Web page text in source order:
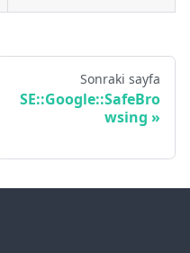
Sonraki sayfa
SE::Google::SafeBro
wsing